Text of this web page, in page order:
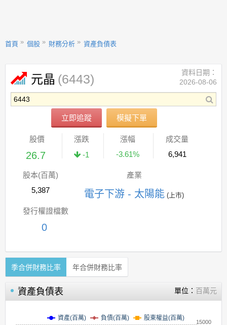
首頁 個股 財務分析 資產負債表
元晶 (6443)
立即追蹤 模擬下單
資料日期：
2026-08-06
股價
26.7
漲跌
-1
漲幅
-3.61%
成交量
6,941
股本(百萬)
5,387
產業
電子下游 - 太陽能 (上市)
發行權證檔數
0
季合併財務比率 年合併財務比率
資產負債表 單位： 百萬元
資產(百萬) 負債(百萬) 股東權益(百萬)
15000